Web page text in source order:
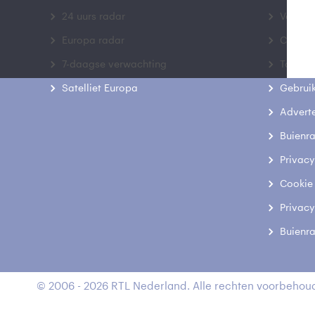
24 uurs radar
Europa radar
7-daagse verwachting
Satelliet Europa
© 2006 - 2026 RTL Nederland. Alle rechten